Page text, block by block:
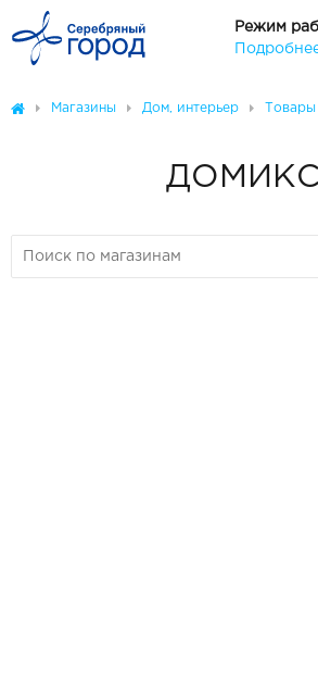
Режим
Магазины Дом, интерьер
ДОМИКС